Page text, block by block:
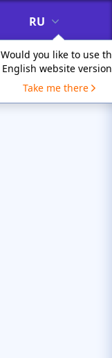
RU
Would you like to use
English website
Take me there